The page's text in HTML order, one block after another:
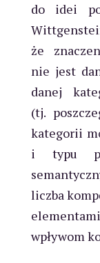
do idei
że
nie jest
danej
(tj.
kategorii
i typu
liczba
wpływom